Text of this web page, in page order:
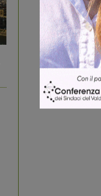
Share